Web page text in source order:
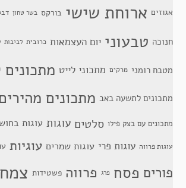
אגוזים ארוחת שישי בורקס בשר טחון
חנוכה טבעוני יום העצמאות כרובית לביבות
מטבח רומני מרקים מתכוני לייט
מתכונים לתשעה באב מתכונים
מתכונים עם בצק פילו סלטים עוגות עוגות
עוגות פרווה עוגות פרי עוגות שמרים עוגיות
פורים פסח פרג פרווה פשטידות